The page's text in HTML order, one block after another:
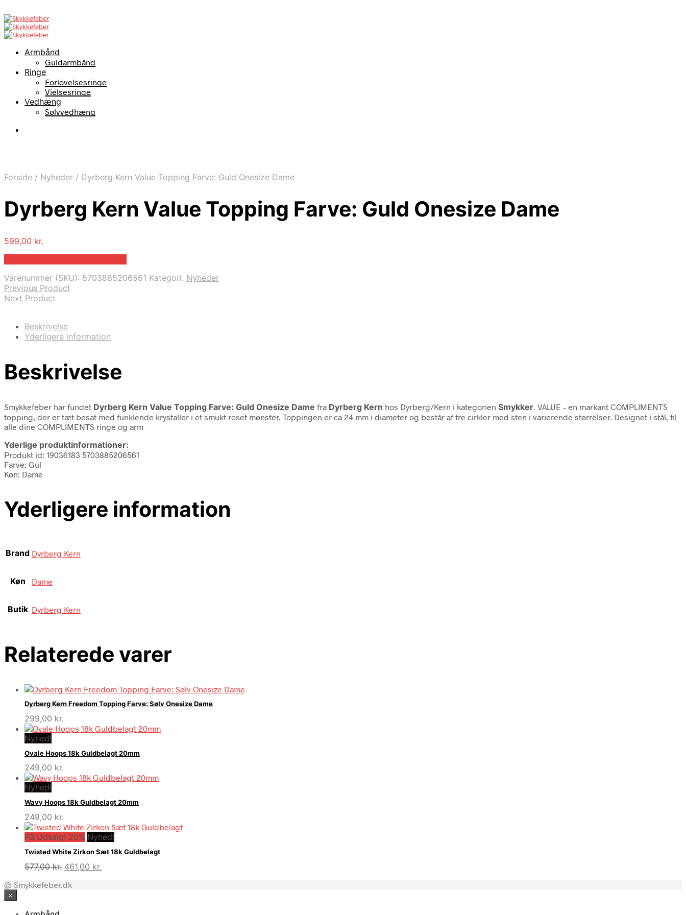
Armbånd
Guldarmbånd
Ringe
Forlovelsesringe
Vielsesringe
Vedhæng
Sølvvedhæng
Forside / Nyheder / Dyrberg Kern Value Topping Farve: Guld Onesize Dame
Dyrberg Kern Value Topping Farve: Guld Onesize Dame
599,00 kr.
Varenummer (SKU): 5703885206561 Kategori: Nyheder
Previous Product
Next Product
Beskrivelse
Yderligere information
Beskrivelse
Smykkefeber har fundet Dyrberg Kern Value Topping Farve: Guld Onesize Dame fra Dyrberg Kern hos Dyrberg/Kern i kategorien Smykker . VALUE – en markant COMPLIMENTS
topping, der er tæt besat med funklende krystaller i et smukt roset mønster. Toppingen er ca 24 mm i diameter og består af tre cirkler med sten i varierende størrelser. Designet i stål, til
alle dine COMPLIMENTS ringe og arm
Yderlige produktinformationer:
Produkt id: 19036183 5703885206561
Farve: Gul
Køn: Dame
Yderligere information
Brand Dyrberg Kern
Køn Dame
Butik Dyrberg Kern
Relaterede varer
Dyrberg Kern Freedom Topping Farve: Sølv Onesize Dame
299,00 kr.
Nyhed!
Ovale Hoops 18k Guldbelagt 20mm
249,00 kr.
Nyhed!
Wavy Hoops 18k Guldbelagt 20mm
249,00 kr.
På Udsalg! 20% Nyhed!
Twisted White Zirkon Sæt 18k Guldbelagt
577,00kr. Den
pris
461,00 kr.
@ Smykkefeber.dk
×